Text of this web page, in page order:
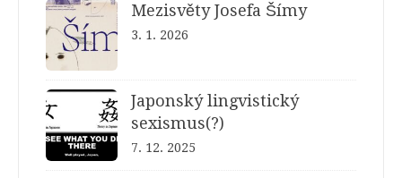
Mezisvěty Josefa Šímy
3. 1. 2026
Japonský lingvistický
sexismus(?)
7. 12. 2025